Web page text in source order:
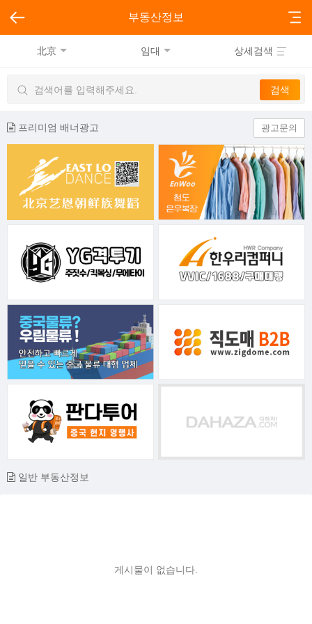
부동산정보
北京 임대 상세검색
프리미엄 배너광고 광고문의
일반 부동산정보
게시물이 없습니다.